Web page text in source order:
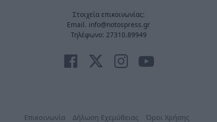
Στοιχεία επικοινωνίας:
Email. info@notospress.gr
Τηλέφωνο: 27310.89949
Επικοινωνία Δήλωση Εχεμύθειας Όροι Χρήσης